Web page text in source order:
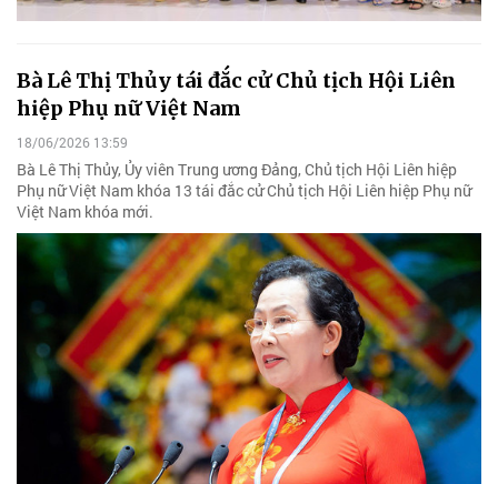
Bà Lê Thị Thủy tái đắc cử Chủ tịch Hội Liên
hiệp Phụ nữ Việt Nam
18/06/2026 13:59
Bà Lê Thị Thủy, Ủy viên Trung ương Đảng, Chủ tịch Hội Liên hiệp
Phụ nữ Việt Nam khóa 13 tái đắc cử Chủ tịch Hội Liên hiệp Phụ nữ
Việt Nam khóa mới.